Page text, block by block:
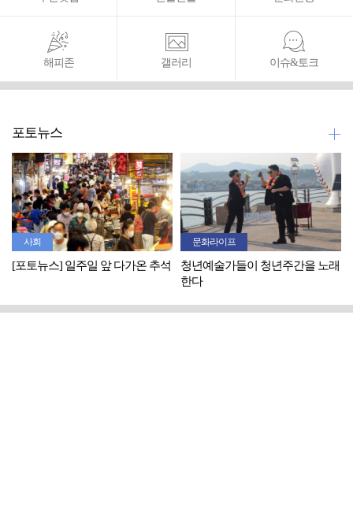
해피존 갤러리 이슈&토크
포토뉴스
사회
[포토뉴스] 일주일 앞 다가온 추석
문화라이프
청년예술가들이 청년주간을 노래
한다